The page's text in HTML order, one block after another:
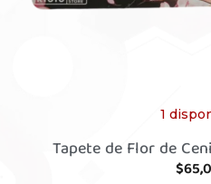
1
Tapete de Flor de
$